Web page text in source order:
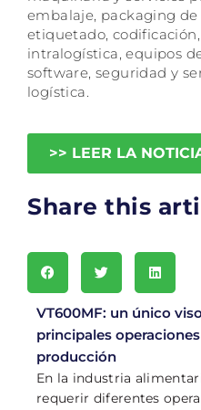
embalaje, packaging de
etiquetado,
intralogística, equipos
software, seguridad y
logística.
>> LEER LA
Share this
VT600MF: un único
principales
producción
En la industria
requerir diferentes